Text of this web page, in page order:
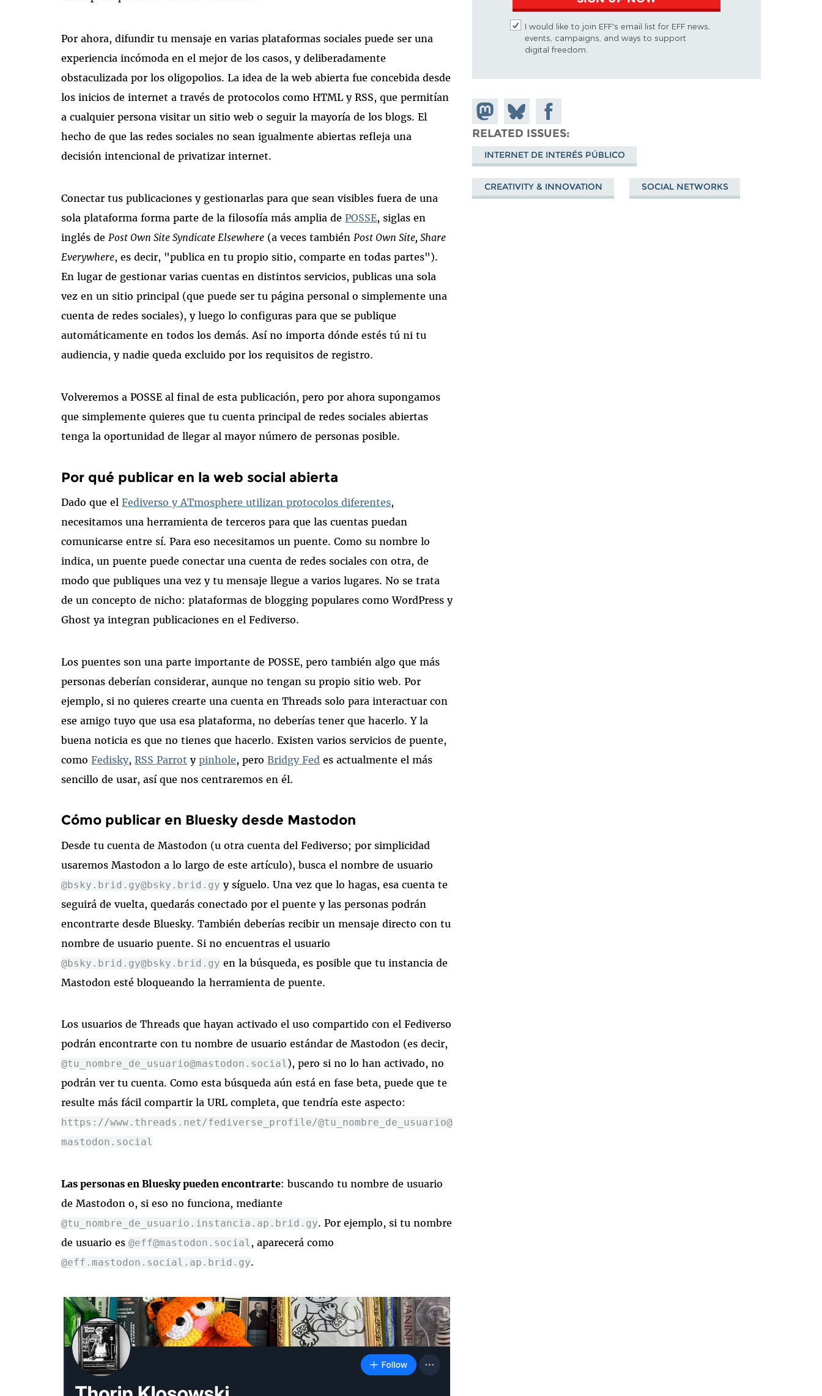
Por ahora, difundir tu mensaje en varias plataformas sociales puede ser una
experiencia incómoda en el mejor de los casos, y deliberadamente
obstaculizada por los oligopolios. La idea de la web abierta fue concebida desde
los inicios de internet a través de protocolos como HTML y RSS, que permitían
a cualquier persona visitar un sitio web o seguir la mayoría de los blogs. El
hecho de que las redes sociales no sean igualmente abiertas refleja una
decisión intencional de privatizar internet.
Conectar tus publicaciones y gestionarlas para que sean visibles fuera de una
sola plataforma forma parte de la filosofía más amplia dePOSSE, siglas en
inglés de Post Own Site Syndicate Elsewhere (a veces también Post Own Site, Share
Everywhere, es decir, "publica en tu propio sitio, comparte en todas partes").
En lugar de gestionar varias cuentas en distintos servicios, publicas una sola
vez en un sitio principal (que puede ser tu página personal o simplemente una
cuenta de redes sociales), y luego lo configuras para que se publique
automáticamente en todos los demás. Así no importa dónde estés tú ni tu
audiencia, y nadie queda excluido por los requisitos de registro.
Volveremos a POSSE al final de esta publicación, pero por ahora supongamos
que simplemente quieres que tu cuenta principal de redes sociales abiertas
tenga la oportunidad de llegar al mayor número de personas posible.
Por qué publicar en la web social abierta
Dado que elFediverso y ATmosphere utilizan protocolos diferentes,
necesitamos una herramienta de terceros para que las cuentas puedan
comunicarse entre sí. Para eso necesitamos un puente. Como su nombre lo
indica, un puente puede conectar una cuenta de redes sociales con otra, de
modo que publiques una vez y tu mensaje llegue a varios lugares. No se trata
de un concepto de nicho: plataformas de blogging populares como WordPress y
Ghost ya integran publicaciones en el Fediverso.
Los puentes son una parte importante de POSSE, pero también algo que más
personas deberían considerar, aunque no tengan su propio sitio web. Por
ejemplo, si no quieres crearte una cuenta en Threads solo para interactuar con
ese amigo tuyo que usa esa plataforma, no deberías tener que hacerlo. Y la
buena noticia es que no tienes que hacerlo. Existen varios servicios de puente,
comoFedisky,RSS Parrot ypinhole, peroBridgy Fed es actualmente el más
sencillo de usar, así que nos centraremos en él.
Cómo publicar en Bluesky desde Mastodon
Desde tu cuenta de Mastodon (u otra cuenta del Fediverso; por simplicidad
usaremos Mastodon a lo largo de este artículo), busca el nombre de usuario
@bsky.brid.gy@bsky.brid.gy y síguelo. Una vez que lo hagas, esa cuenta te
seguirá de vuelta, quedarás conectado por el puente y las personas podrán
encontrarte desde Bluesky. También deberías recibir un mensaje directo con tu
nombre de usuario puente. Si no encuentras el usuario
@bsky.brid.gy@bsky.brid.gy en la búsqueda, es posible que tu instancia de
Mastodon esté bloqueando la herramienta de puente.
Los usuarios de Threads que hayan activado el uso compartido con el Fediverso
podrán encontrarte con tu nombre de usuario estándar de Mastodon (es decir,
@tu_nombre_de_usuario@mastodon.social), pero si no lo han activado, no
podrán ver tu cuenta. Como esta búsqueda aún está en fase beta, puede que te
resulte más fácil compartir la URL completa, que tendría este aspecto:
https://www.threads.net/fediverse_profile/@tu_nombre_de_usuario@
mastodon.social
Las personas en Bluesky pueden encontrarte: buscando tu nombre de usuario
de Mastodon o, si eso no funciona, mediante
@tu_nombre_de_usuario.instancia.ap.brid.gy. Por ejemplo, si tu nombre
de usuario es@eff@mastodon.social, aparecerá como
@eff.mastodon.social.ap.brid.gy.
I would like to join EFF's email list for EFF news,
events, campaigns, and ways to support
digital freedom.
Share on
Mastodon
Share
on
Bluesky
Share on
Facebook
RELATED ISSUES
INTERNET DE INTERÉS PÚBLICO
CREATIVITY & INNOVATION SOCIAL NETWORKS